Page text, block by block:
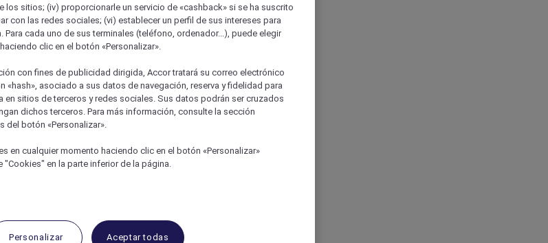
los sitios; (iv) proporcionarle un servicio de «cashback» si se ha suscrito
con las redes sociales; (vi) establecer un perfil de sus intereses para
cada uno de sus terminales (teléfono, ordenador...), puede elegir
clic en el botón «Personalizar».
con fines de publicidad dirigida, Accor tratará su correo electrónico
«hash», asociado a sus datos de navegación, reserva y fidelidad para
sitios de terceros y redes sociales. Sus datos podrán ser cruzados
dichos terceros. Para más información, consulte la sección
del botón «Personalizar».
en cualquier momento haciendo clic en el botón «Personalizar»
"Cookies" en la parte inferior de la página.
Personalizar Aceptar todas